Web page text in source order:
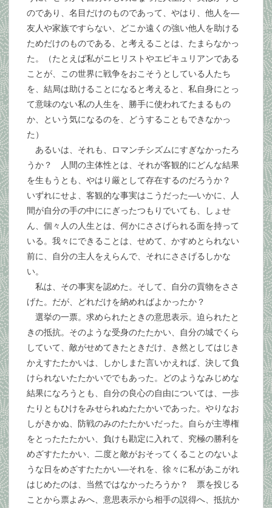
のであり、名目だけのものであって、やはり、他人を―
友人や家族ですらない、どこか遠くの強い他人を助ける
ためだけのものである、と考えることは、たまらなかっ
た。（たとえば私がニヒリストやエピキュリアンである
ことが、この世界に戦争をおこそうとしている人たち
を、結局は助けることになると考えると、私自身にとっ
て意味のない私の人生を、勝手に使われてたまるもの
か、という気になるのを、どうすることもできなかっ
た）
あるいは、それも、ロマンチシズムにすぎなかったろ
うか？ 人間の主体性とは、それが客観的にどんな結果
を生もうとも、やはり厳として存在するのだろうか？
いずれにせよ、客観的な事実はこうだった―いかに、人
間が自分の手の中ににぎったつもりでいても、しょせ
ん、個々人の人生とは、何かにささげられる面を持って
いる。我々にできることは、せめて、かすめとられない
前に、自分の主人をえらんで、それにささげるしかな
い。
私は、その事実を認めた。そして、自分の貢物をささ
げた。だが、どれだけを納めればよかったか？
選挙の一票。求められたときの意思表示。迫られたと
きの抵抗。そのような受身のたたかい、自分の城でくら
していて、敵がせめてきたときだけ、き然としてはじき
かえすたたかいは、しかしまた言いかえれば、決して負
けられないたたかいででもあった。どのようなみじめな
結果になろうとも、自分の良心の自由については、一歩
たりともひけをみせられぬたたかいであった。やりなお
しがきかぬ、防戦のみのたたかいだった。自らが主導権
をとったたたかい、負けも勘定に入れて、究極の勝利を
めざすたたかい、二度と敵がおそってくることのないよ
うな日をめざすたたかい―それを、徐々に私があこがれ
はじめたのは、当然ではなかったろうか？ 票を投じる
ことから票よみへ、意思表示から相手の説得へ、抵抗か